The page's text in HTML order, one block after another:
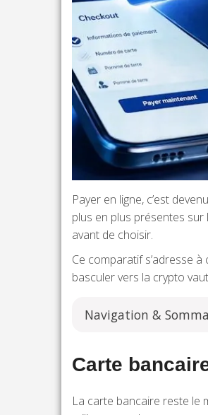
Payer en ligne, c’est
plus en plus présentes
avant de choisir.
Ce comparatif s’adresse
basculer vers la crypto
Navigation &
Carte
La carte bancaire reste le